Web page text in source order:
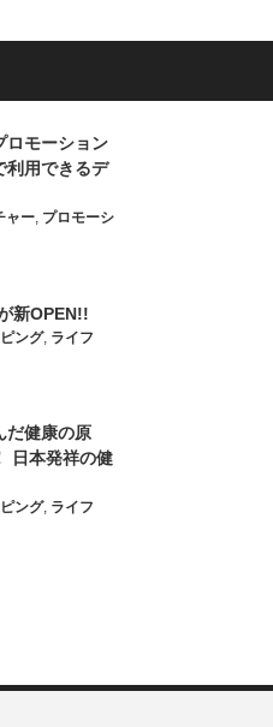
ロモーション
利用できるデ
ャー, プロモーシ
新OPEN!!
ング, ライフ
だ健康の原
日本発祥の健
ング, ライフ